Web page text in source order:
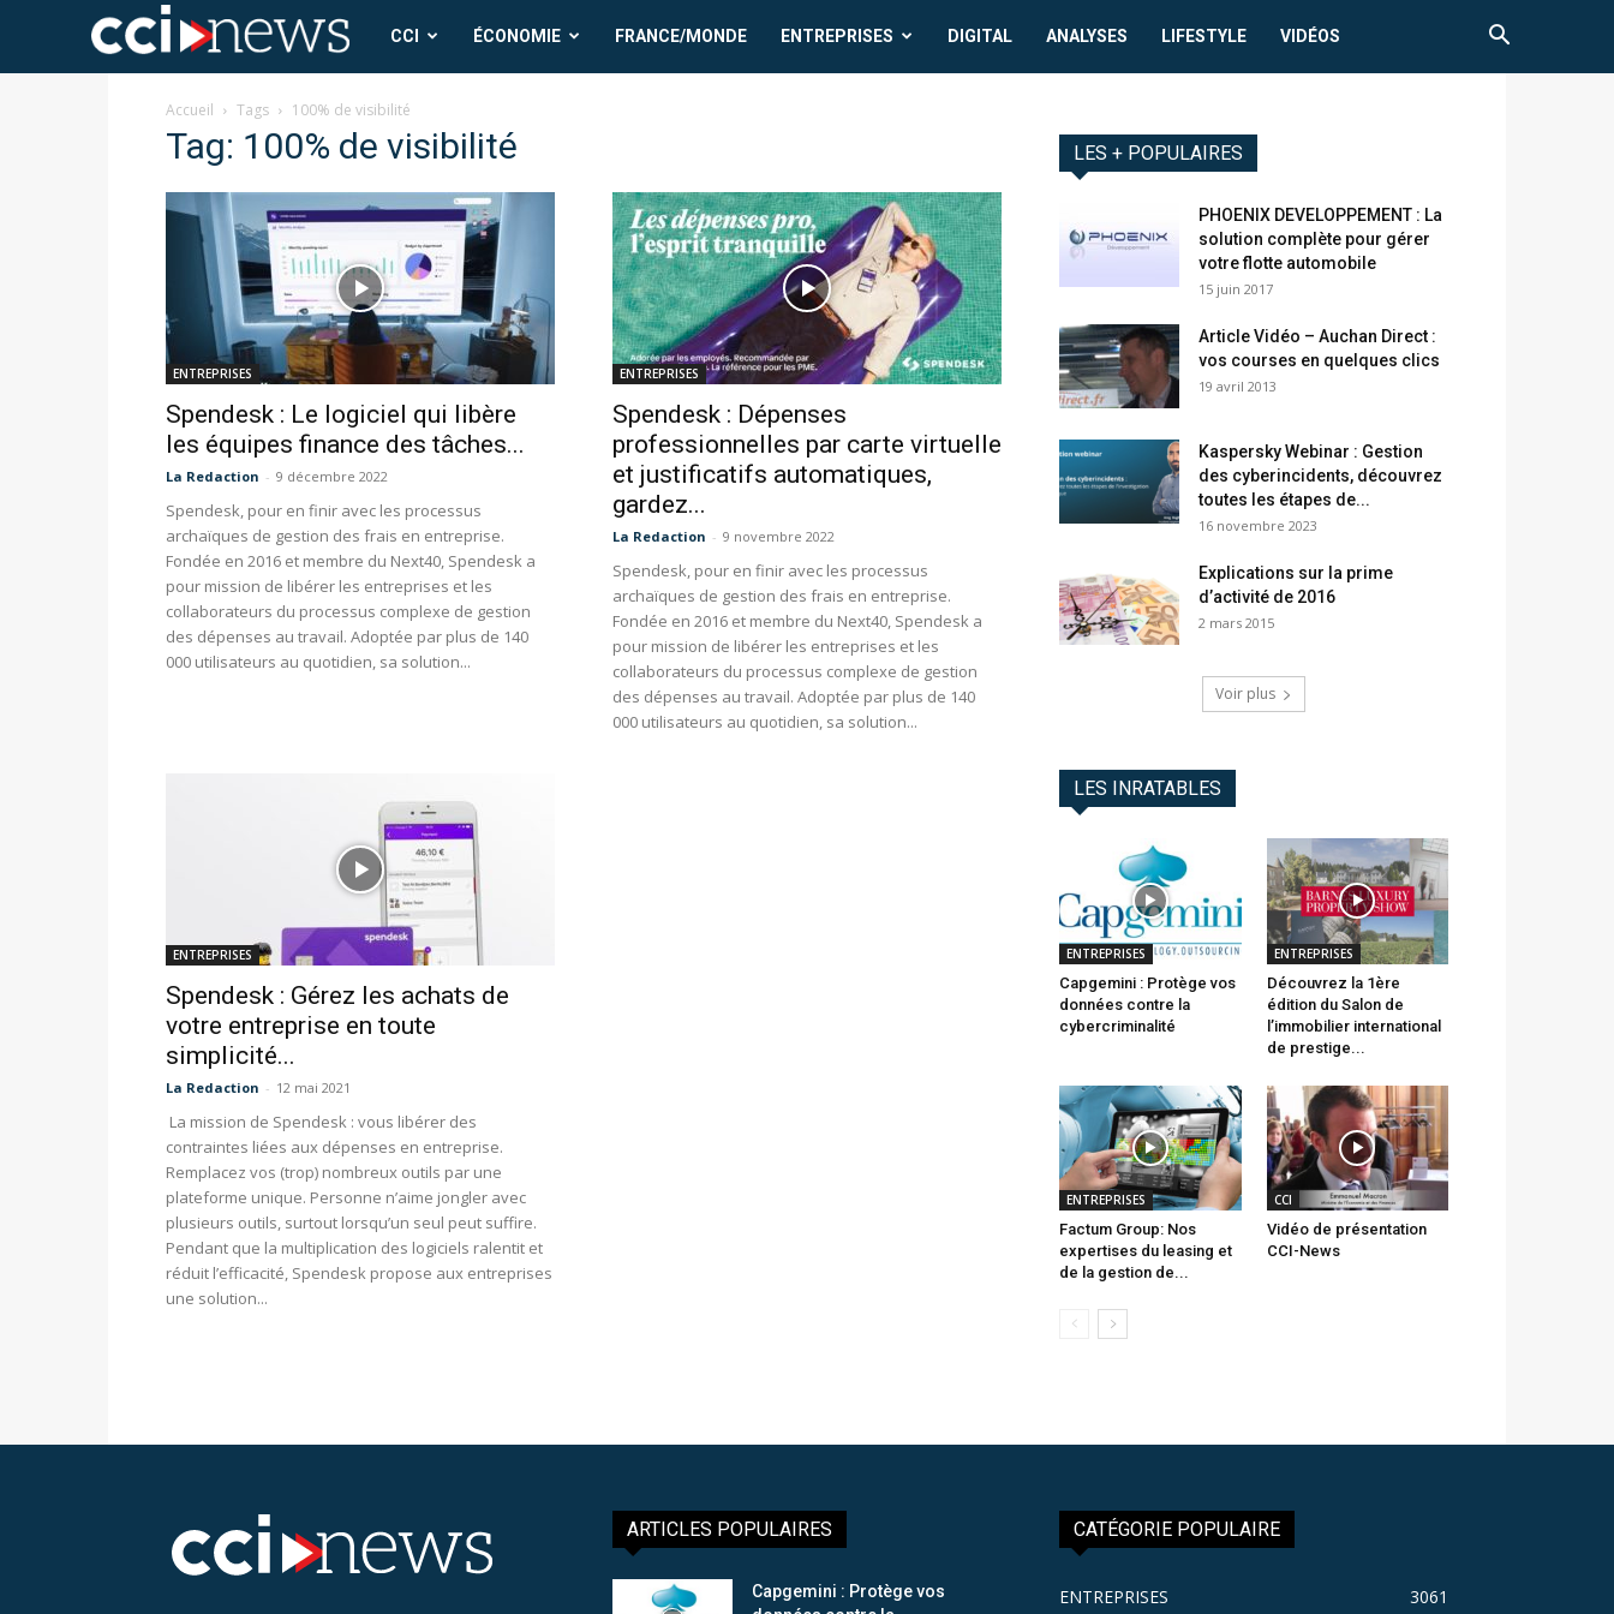
CCI
News
CCI ÉCONOMIE FRANCE/MONDE ENTREPRISES DIGITAL ANALYSES LIFESTYLE VIDÉOS
Accueil Tags 100% de visibilité
Tag: 100% de visibilité
ENTREPRISES
Spendesk : Le logiciel qui libère
les équipes finance des tâches...
La Redaction - 9 décembre 2022
Spendesk, pour en finir avec les processus
archaïques de gestion des frais en entreprise.
Fondée en 2016 et membre du Next40, Spendesk a
pour mission de libérer les entreprises et les
collaborateurs du processus complexe de gestion
des dépenses au travail. Adoptée par plus de 140
000 utilisateurs au quotidien, sa solution...
ENTREPRISES
Spendesk : Dépenses
professionnelles par carte virtuelle
et justificatifs automatiques,
gardez...
La Redaction - 9 novembre 2022
Spendesk, pour en finir avec les processus
archaïques de gestion des frais en entreprise.
Fondée en 2016 et membre du Next40, Spendesk a
pour mission de libérer les entreprises et les
collaborateurs du processus complexe de gestion
des dépenses au travail. Adoptée par plus de 140
000 utilisateurs au quotidien, sa solution...
ENTREPRISES
Spendesk : Gérez les achats de
votre entreprise en toute
simplicité...
La Redaction - 12 mai 2021
La mission de Spendesk : vous libérer des
contraintes liées aux dépenses en entreprise.
Remplacez vos (trop) nombreux outils par une
plateforme unique. Personne n’aime jongler avec
plusieurs outils, surtout lorsqu’un seul peut suffire.
Pendant que la multiplication des logiciels ralentit et
réduit l’efficacité, Spendesk propose aux entreprises
une solution...
LES + POPULAIRES
PHOENIX DEVELOPPEMENT : La
solution complète pour gérer
votre flotte automobile
15 juin 2017
Article Vidéo – Auchan Direct :
vos courses en quelques clics
19 avril 2013
Kaspersky Webinar : Gestion
des cyberincidents, découvrez
toutes les étapes de...
16 novembre 2023
Explications sur la prime
d’activité de 2016
2 mars 2015
Voir plus
LES INRATABLES
ENTREPRISES
Capgemini : Protège vos
données contre la
cybercriminalité
ENTREPRISES
Découvrez la 1ère
édition du Salon de
l’immobilier international
de prestige...
ENTREPRISES
Factum Group: Nos
expertises du leasing et
de la gestion de...
CCI
Vidéo de présentation
CCI-News
ARTICLES POPULAIRES
Capgemini : Protège vos
CATÉGORIE POPULAIRE
ENTREPRISES 3061